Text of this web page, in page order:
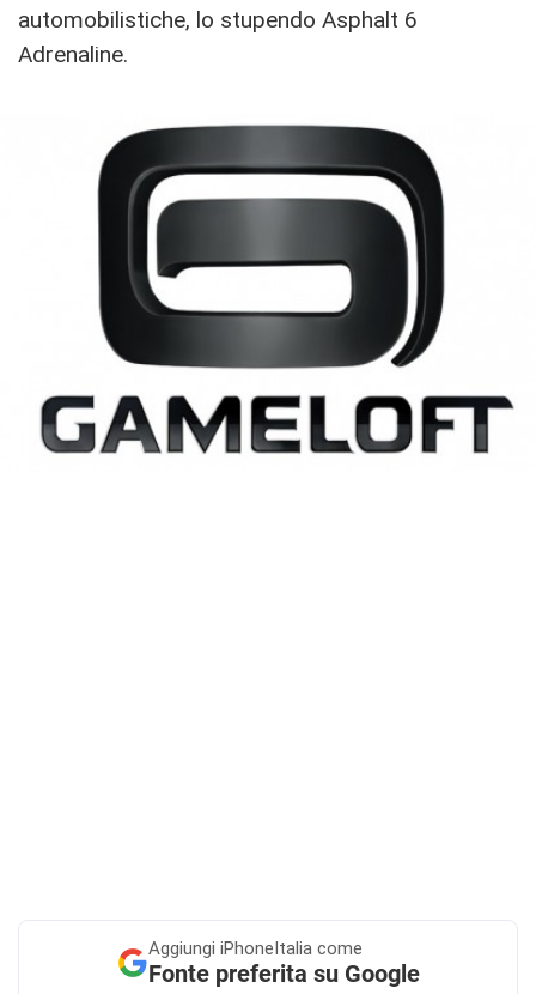
automobilistiche, lo stupendo Asphalt 6
Adrenaline.
Aggiungi iPhoneItalia come
Fonte preferita su Google